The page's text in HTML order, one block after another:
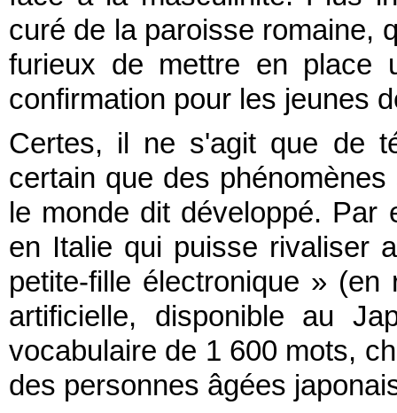
curé de la paroisse romaine,
furieux de mettre en place
confirmation pour les jeunes
Certes, il ne s'agit que de
certain que des
le monde dit développé.
en Italie qui puisse rivaliser
petite-fille électronique »
artificielle, disponible au
vocabulaire de 1 600 mots,
des personnes âgées